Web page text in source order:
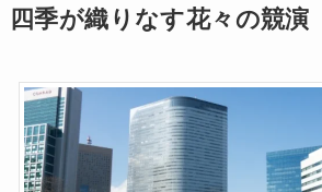
四季が織りなす花々の競演